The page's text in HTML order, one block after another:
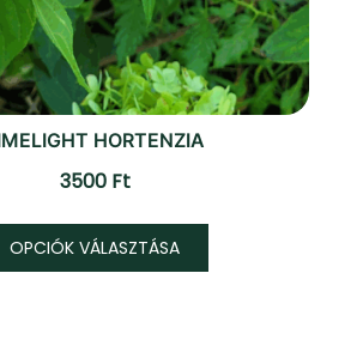
HORTENZIA
3500 Ft
OPCIÓK VÁLASZTÁSA
Ennek